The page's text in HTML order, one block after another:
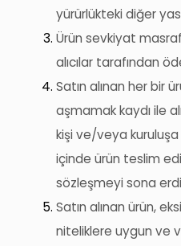
yürürlükteki diğer
Ürün sevkiyat
alıcılar tarafından
Satın alınan her bir
aşmamak kaydı ile
kişi ve/veya
içinde ürün teslim
sözleşmeyi sona
Satın alınan ürün,
niteliklere uygun ve